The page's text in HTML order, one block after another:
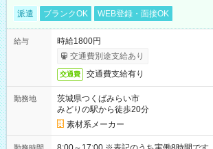
派遣 ブランクOK WEB登録・面接OK
給与
時給1800円
交通費別途支給あり
交通費 交通費支給有り
勤務地
茨城県つくばみらい市
みどりの駅から徒歩20分
素材系メーカー